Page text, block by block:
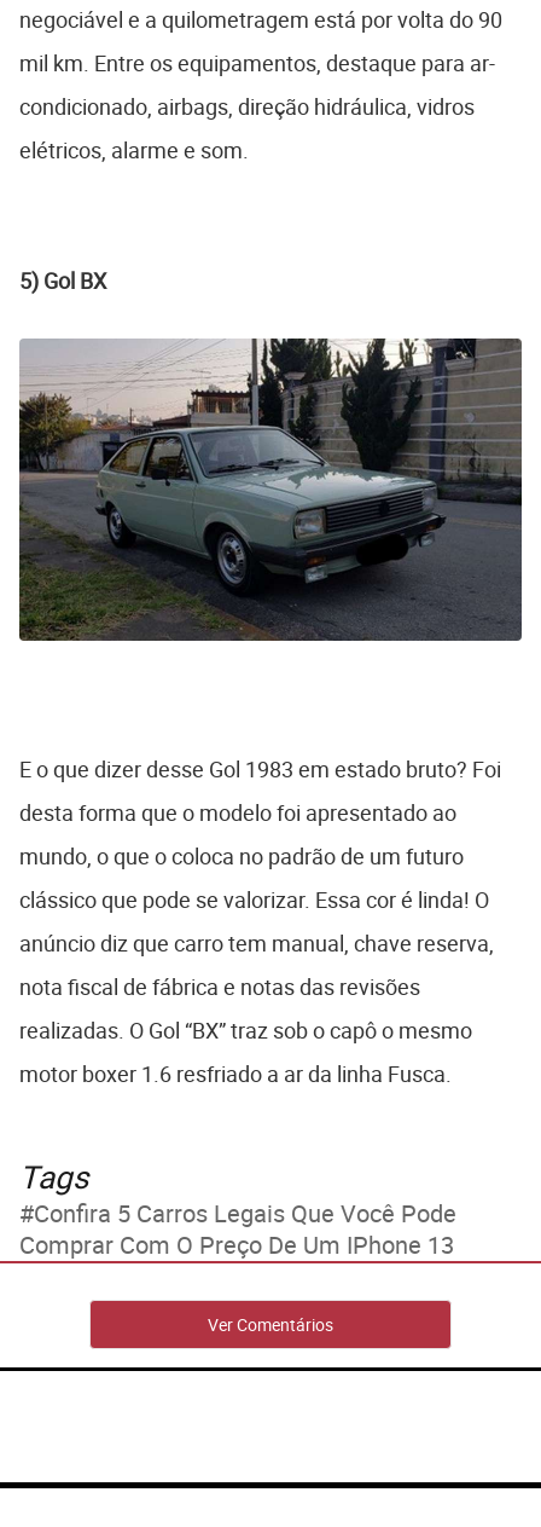
negociável e a quilometragem está por volta do 90
mil km. Entre os equipamentos, destaque para ar-
condicionado, airbags, direção hidráulica, vidros
elétricos, alarme e som.
5) Gol BX
E o que dizer desse Gol 1983 em estado bruto? Foi
desta forma que o modelo foi apresentado ao
mundo, o que o coloca no padrão de um futuro
clássico que pode se valorizar. Essa cor é linda! O
anúncio diz que carro tem manual, chave reserva,
nota fiscal de fábrica e notas das revisões
realizadas. O Gol “BX” traz sob o capô o mesmo
motor boxer 1.6 resfriado a ar da linha Fusca.
Tags
Confira 5 Carros Legais Que Você Pode
Comprar Com O Preço De Um IPhone 13
Ver Comentários